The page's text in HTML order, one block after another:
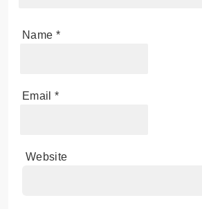
Name *
Email *
Website